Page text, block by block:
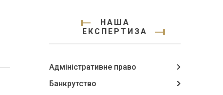
НАША
ЕКСПЕРТИЗА
Адміністративне право
Банкрутство